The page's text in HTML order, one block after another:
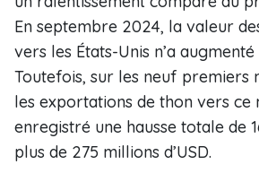
En septembre 2024, la valeur
vers les États-Unis n’a augmenté
Toutefois, sur les neuf premiers
les exportations de thon vers ce
enregistré une hausse totale de
plus de 275 millions d’USD.